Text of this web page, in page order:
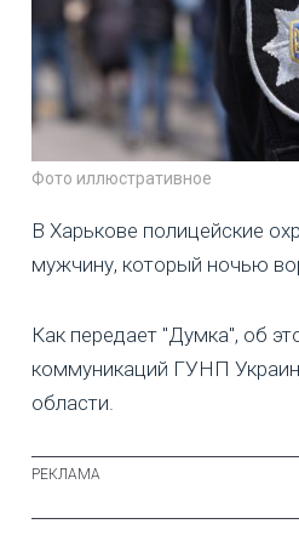
Фото иллюстративное
В Харькове полицейские
мужчину, который ночью
Как передает "Думка", об
коммуникаций ГУНП
области.